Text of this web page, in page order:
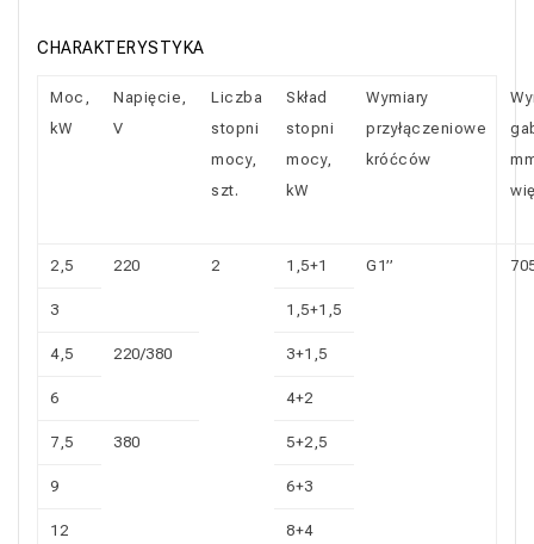
CHARAKTERYSTYKA
Moc,
kW
Napięcie,
V
Liczba
stopni
mocy,
szt.
Skład
stopni
mocy,
kW
Wymiary
przyłączeniowe
króćców
2,5 220 2 1,5+1 G1’’
3 1,5+1,5
4,5 220/380 3+1,5
6 4+2
7,5 380 5+2,5
9 6+3
12 8+4